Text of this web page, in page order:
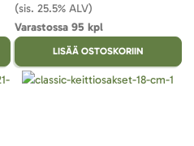
(sis. 25.5% ALV)
Varastossa 95 kpl
LISÄÄ OSTOSKORIIN